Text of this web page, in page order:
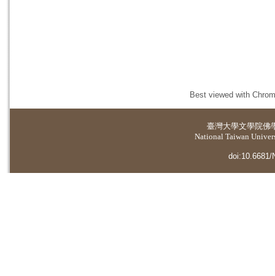
Best viewed with
臺灣大學文學院佛
National Taiwan
doi:10.6681/